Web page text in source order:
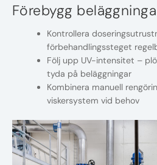
Förebygg
Kontrollera
förbehandlingssteget
Följ upp UV-intensitet –
tyda på beläggningar
Kombinera manuell
viskersystem vid behov